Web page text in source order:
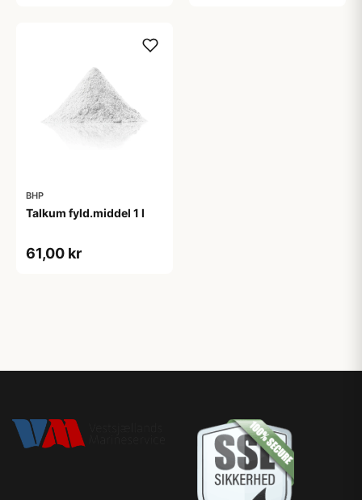
BHP
Talkum fyld.middel 1 l
61,00 kr